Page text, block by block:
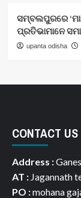
ସମ୍ବଲପୁରରେ
ପ୍ରତିଭାମାନେ
upanta odisha
CONTACT US
Address :
AT : Jagannath
PO :mohana